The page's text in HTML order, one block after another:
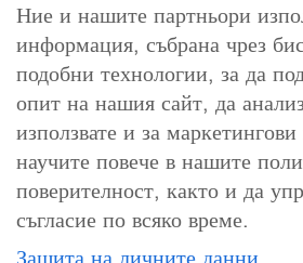
Свържете се с нас
info@levoit.bg
0878 763 851
Работно време
Понеделник-петък: 10:00-18:00ч.
Ние и нашите партньори
информация, събрана чрез
подобни технологии, за да
опит на нашия сайт, да
използвате и за
научите повече в нашите
поверителност, както и да
съгласие по всяко време.